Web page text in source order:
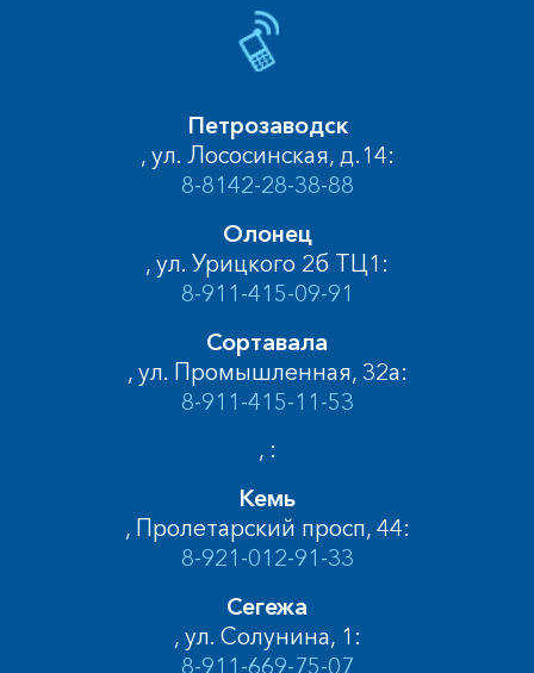
Петрозаводск
, ул. Лососинская, д.14:
8-8142-28-38-88
Олонец
, ул. Урицкого 2б ТЦ1:
8-911-415-09-91
Сортавала
, ул. Промышленная, 32а:
8-911-415-11-53
, :
Кемь
, Пролетарский просп, 44:
8-921-012-91-33
Сегежа
, ул. Солунина, 1:
8-911-669-75-07